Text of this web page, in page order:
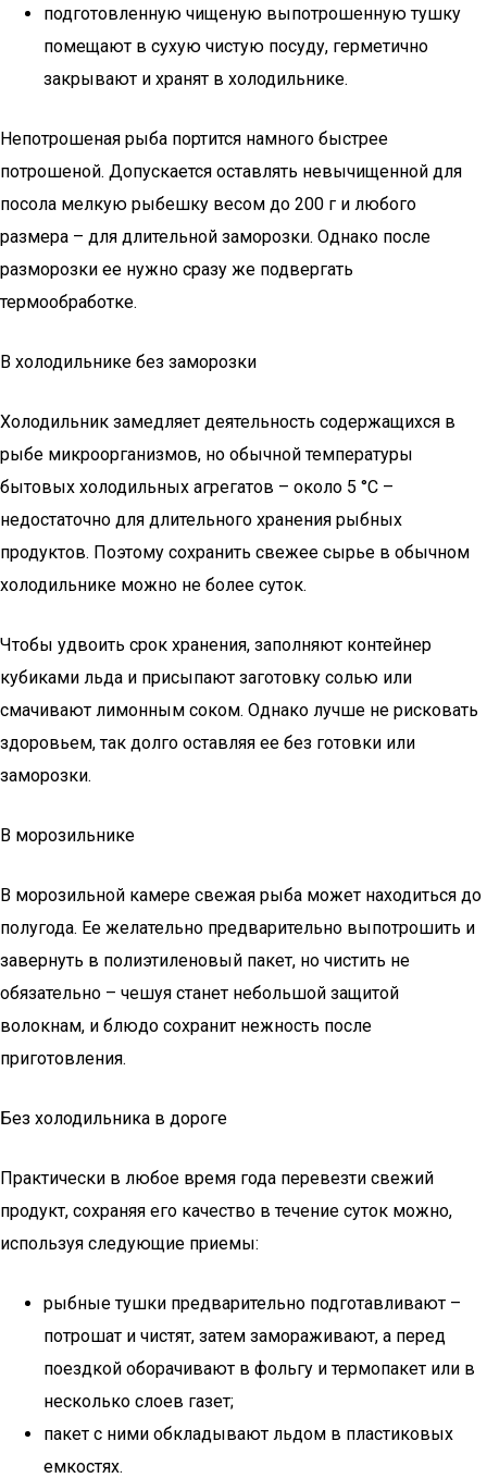
подготовленную чищеную выпотрошенную тушку
помещают в сухую чистую посуду, герметично
закрывают и хранят в холодильнике.
Непотрошеная рыба портится намного быстрее
потрошеной. Допускается оставлять невычищенной для
посола мелкую рыбешку весом до 200 г и любого
размера – для длительной заморозки. Однако после
разморозки ее нужно сразу же подвергать
термообработке.
В холодильнике без заморозки
Холодильник замедляет деятельность содержащихся в
рыбе микроорганизмов, но обычной температуры
бытовых холодильных агрегатов – около 5 °C –
недостаточно для длительного хранения рыбных
продуктов. Поэтому сохранить свежее сырье в обычном
холодильнике можно не более суток.
Чтобы удвоить срок хранения, заполняют контейнер
кубиками льда и присыпают заготовку солью или
смачивают лимонным соком. Однако лучше не рисковать
здоровьем, так долго оставляя ее без готовки или
заморозки.
В морозильнике
В морозильной камере свежая рыба может находиться до
полугода. Ее желательно предварительно выпотрошить и
завернуть в полиэтиленовый пакет, но чистить не
обязательно – чешуя станет небольшой защитой
волокнам, и блюдо сохранит нежность после
приготовления.
Без холодильника в дороге
Практически в любое время года перевезти свежий
продукт, сохраняя его качество в течение суток можно,
используя следующие приемы:
рыбные тушки предварительно подготавливают –
потрошат и чистят, затем замораживают, а перед
поездкой оборачивают в фольгу и термопакет или в
несколько слоев газет;
пакет с ними обкладывают льдом в пластиковых
емкостях.